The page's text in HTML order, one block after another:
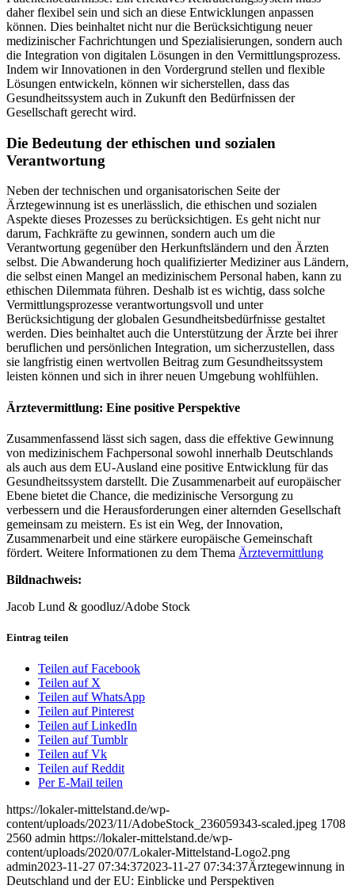
daher flexibel sein und sich an diese Entwicklungen anpassen
können. Dies beinhaltet nicht nur die Berücksichtigung neuer
medizinischer Fachrichtungen und Spezialisierungen, sondern auch
die Integration von digitalen Lösungen in den Vermittlungsprozess.
Indem wir Innovationen in den Vordergrund stellen und flexible
Lösungen entwickeln, können wir sicherstellen, dass das
Gesundheitssystem auch in Zukunft den Bedürfnissen der
Gesellschaft gerecht wird.
Die Bedeutung der ethischen und sozialen
Verantwortung
Neben der technischen und organisatorischen Seite der
Ärztegewinnung ist es unerlässlich, die ethischen und sozialen
Aspekte dieses Prozesses zu berücksichtigen. Es geht nicht nur
darum, Fachkräfte zu gewinnen, sondern auch um die
Verantwortung gegenüber den Herkunftsländern und den Ärzten
selbst. Die Abwanderung hoch qualifizierter Mediziner aus Ländern,
die selbst einen Mangel an medizinischem Personal haben, kann zu
ethischen Dilemmata führen. Deshalb ist es wichtig, dass solche
Vermittlungsprozesse verantwortungsvoll und unter
Berücksichtigung der globalen Gesundheitsbedürfnisse gestaltet
werden. Dies beinhaltet auch die Unterstützung der Ärzte bei ihrer
beruflichen und persönlichen Integration, um sicherzustellen, dass
sie langfristig einen wertvollen Beitrag zum Gesundheitssystem
leisten können und sich in ihrer neuen Umgebung wohlfühlen.
Ärztevermittlung: Eine positive Perspektive
Zusammenfassend lässt sich sagen, dass die effektive Gewinnung
von medizinischem Fachpersonal sowohl innerhalb Deutschlands
als auch aus dem EU-Ausland eine positive Entwicklung für das
Gesundheitssystem darstellt. Die Zusammenarbeit auf europäischer
Ebene bietet die Chance, die medizinische Versorgung zu
verbessern und die Herausforderungen einer alternden Gesellschaft
gemeinsam zu meistern. Es ist ein Weg, der Innovation,
Zusammenarbeit und eine stärkere europäische Gemeinschaft
fördert. Weitere Informationen zu dem Thema Ärztevermittlung
Bildnachweis:
Jacob Lund & goodluz/Adobe Stock
Eintrag teilen
Teilen auf Facebook
Teilen auf X
Teilen auf WhatsApp
Teilen auf Pinterest
Teilen auf LinkedIn
Teilen auf Tumblr
Teilen auf Vk
Teilen auf Reddit
Per E-Mail teilen
https://lokaler-mittelstand.de/wp-
content/uploads/2023/11/AdobeStock_236059343-scaled.jpeg 1708
2560 admin https://lokaler-mittelstand.de/wp-
content/uploads/2020/07/Lokaler-Mittelstand-Logo2.png
admin2023-11-27 07:34:372023-11-27 07:34:37Ärztegewinnung in
Deutschland und der EU: Einblicke und Perspektiven